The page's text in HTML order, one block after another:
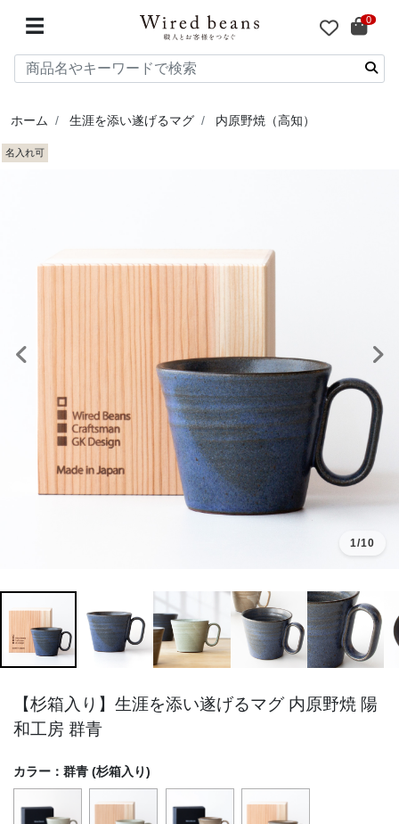
☰ 0
ホーム 生涯を添い遂げるマグ 内原野焼（高知）
名入れ可
前へ
1/10
【杉箱入り】生涯を添い遂げるマグ 内原野焼 陽
和工房 群青
カラー： 群青 (杉箱入り)